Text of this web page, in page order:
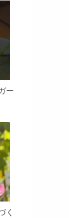
ー
く